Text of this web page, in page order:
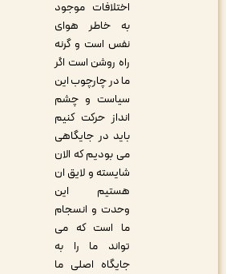
اختلافات موجود
به خاطر هوای
نفس است و گرنه
راه روشن است اگر
ما در چارچوب این
سیاست و چشم
انداز حرکت کنیم
باید در جایگاهی
می بودیم که الان
شایسته و لایق ان
هستیم این
وحدت و انسجام
ما است که می
تواند ما را به
جایگاه اصلی ما